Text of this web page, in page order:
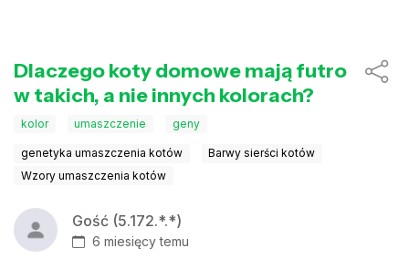
Dlaczego koty domowe mają futro
w takich, a nie innych kolorach?
kolor umaszczenie geny
genetyka umaszczenia kotów
Barwy sierści kotów
Wzory umaszczenia kotów
Gość (5.172.*.*)
6 miesięcy temu